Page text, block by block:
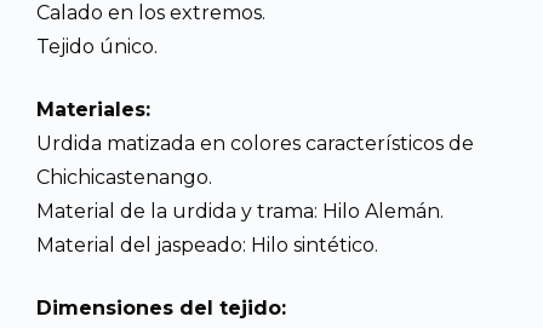
Calado en los extremos.
Tejido único.
Materiales:
Urdida matizada en colores característicos de
Chichicastenango.
Material de la urdida y trama: Hilo Alemán.
Material del jaspeado: Hilo sintético.
Dimensiones del tejido: